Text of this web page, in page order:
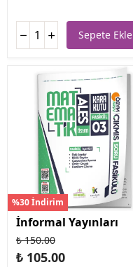
Sepete Ekle
%30 İndirim
İnformal Yayınları
₺ 150.00
₺ 105.00